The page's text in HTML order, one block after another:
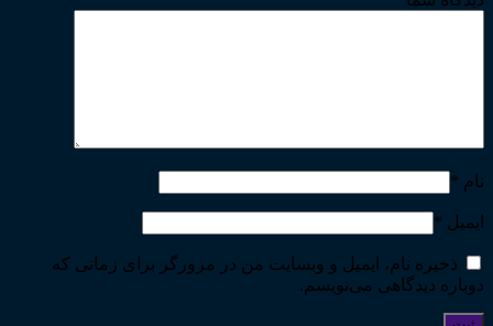
نام *
ایمیل *
ذخیره نام، ایمیل و وبسایت من در مرورگر برای زمانی که
دوباره دیدگاهی می‌نویسم.